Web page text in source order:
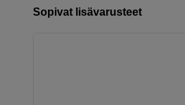
Sopivat lisävarusteet